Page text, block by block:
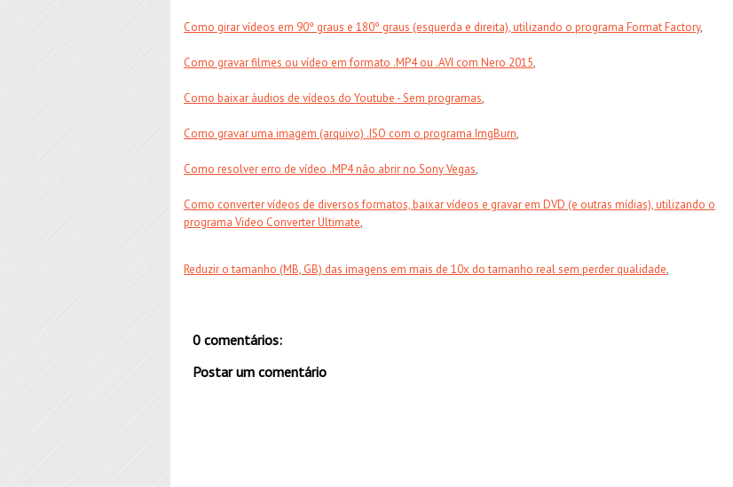
Como girar vídeos em 90º graus e 180º graus (esquerda e direita), utilizando o programa Format Factory,
Como gravar filmes ou vídeo em formato .MP4 ou .AVI com Nero 2015,
Como baixar áudios de vídeos do Youtube - Sem programas,
Como gravar uma imagem (arquivo) .ISO com o programa ImgBurn,
Como resolver erro de vídeo .MP4 não abrir no Sony Vegas,
Como converter vídeos de diversos formatos, baixar vídeos e gravar em DVD (e outras mídias), utilizando o
programa Video Converter Ultimate,
Reduzir o tamanho (MB, GB) das imagens em mais de 10x do tamanho real sem perder qualidade,
0 comentários:
Postar um comentário